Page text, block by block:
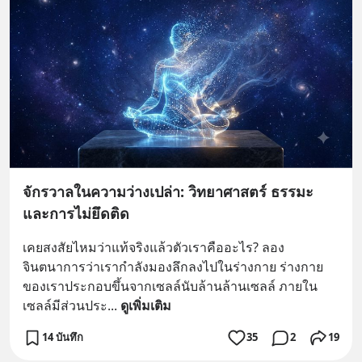
จักรวาลในความว่างเปล่า: วิทยาศาสตร์ ธรรมะ
และการไม่ยึดติด
เคยสงสัยไหมว่าแท้จริงแล้วตัวเราคืออะไร? ลอง
จินตนาการว่าเรากำลังมองลึกลงไปในร่างกาย ร่างกาย
ของเราประกอบขึ้นจากเซลล์นับล้านล้านเซลล์ ภายใน
เซลล์มีส่วนประ... ดูเพิ่มเติม
14 บันทึก 35 2 19